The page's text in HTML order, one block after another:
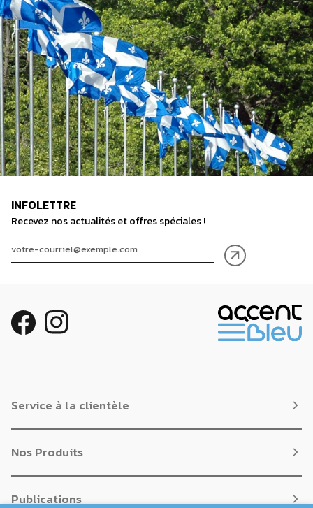
INFOLETTRE
Recevez nos actualités et offres spéciales !
Service à la clientèle
Nos Produits
Publications